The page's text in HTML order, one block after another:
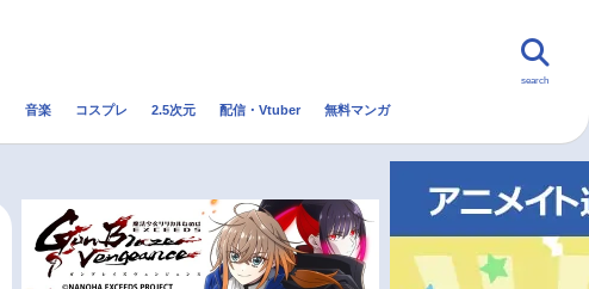
配信・Vtuber トレンド 無料マンガ
search
音楽 コスプレ 2.5次元 配信・Vtuber 無料マンガ